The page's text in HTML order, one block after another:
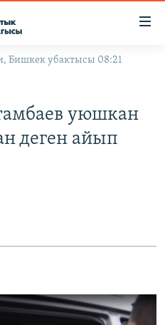
Бишкек убактысы 08:21
уюшкан
деген айып